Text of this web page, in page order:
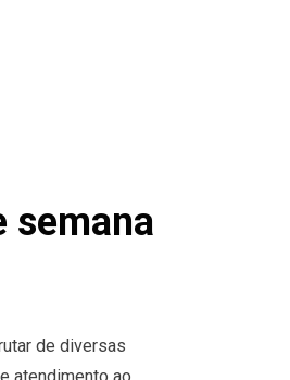
semana
de diversas